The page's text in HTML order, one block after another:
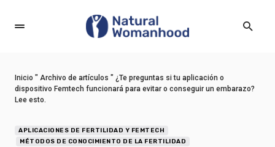
Inicio " Archivo de artículos " ¿Te preguntas si tu aplicación o
dispositivo Femtech funcionará para evitar o conseguir un embarazo?
Lee esto.
APLICACIONES DE FERTILIDAD Y FEMTECH
MÉTODOS DE CONOCIMIENTO DE LA FERTILIDAD